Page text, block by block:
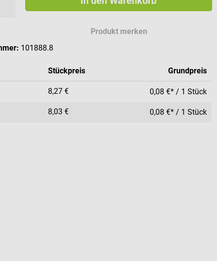
Produkt merken
101888.8
Stückpreis Grundpreis
8,27 € 0,08 €* / 1 Stück
8,03 € 0,08 €* / 1 Stück